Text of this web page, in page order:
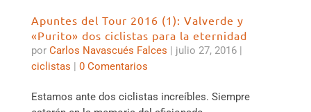
Apuntes del Tour 2016 (1): Valverde y
«Purito» dos ciclistas para la eternidad
por Carlos Navascués Falces | julio 27, 2016 |
ciclistas | 0 Comentarios
Estamos ante dos ciclistas increíbles. Siempre